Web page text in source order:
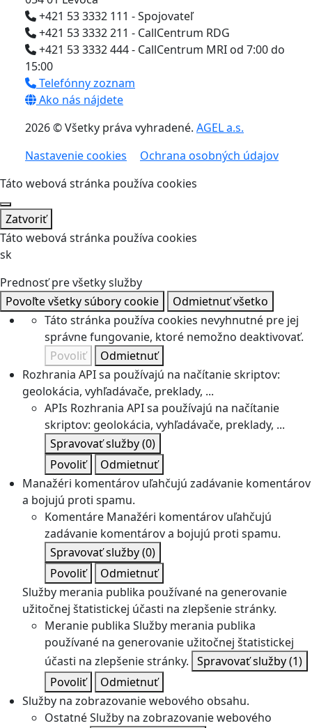
+421 53 3332 111 - Spojovateľ
+421 53 3332 211 - CallCentrum RDG
+421 53 3332 444 - CallCentrum MRI od 7:00 do
15:00
Telefónny zoznam
Ako nás nájdete
2026 © Všetky práva vyhradené. AGEL a.s.
Nastavenie cookies
Ochrana osobných údajov
Táto webová stránka používa cookies
Zatvoriť
Táto webová stránka používa cookies
sk
Prednosť pre všetky služby
Povoľte všetky súbory cookie
Odmietnuť všetko
Táto stránka používa cookies nevyhnutné pre jej
správne fungovanie, ktoré nemožno deaktivovať.
Povoliť
Odmietnuť
Rozhrania API sa používajú na načítanie skriptov:
geolokácia, vyhľadávače, preklady, ...
APIs Rozhrania API sa používajú na načítanie
skriptov: geolokácia, vyhľadávače, preklady, ...
Spravovať služby(0)
Povoliť
Odmietnuť
Manažéri komentárov uľahčujú zadávanie komentárov
a bojujú proti spamu.
Komentáre Manažéri komentárov uľahčujú
zadávanie komentárov a bojujú proti spamu.
Spravovať služby(0)
Povoliť
Odmietnuť
Služby merania publika používané na generovanie
užitočnej štatistickej účasti na zlepšenie stránky.
Meranie publika Služby merania publika
používané na generovanie užitočnej štatistickej
účasti na zlepšenie stránky. Spravovať služby(1)
Povoliť
Odmietnuť
Služby na zobrazovanie webového obsahu.
OstatnéSlužby na zobrazovanie webového